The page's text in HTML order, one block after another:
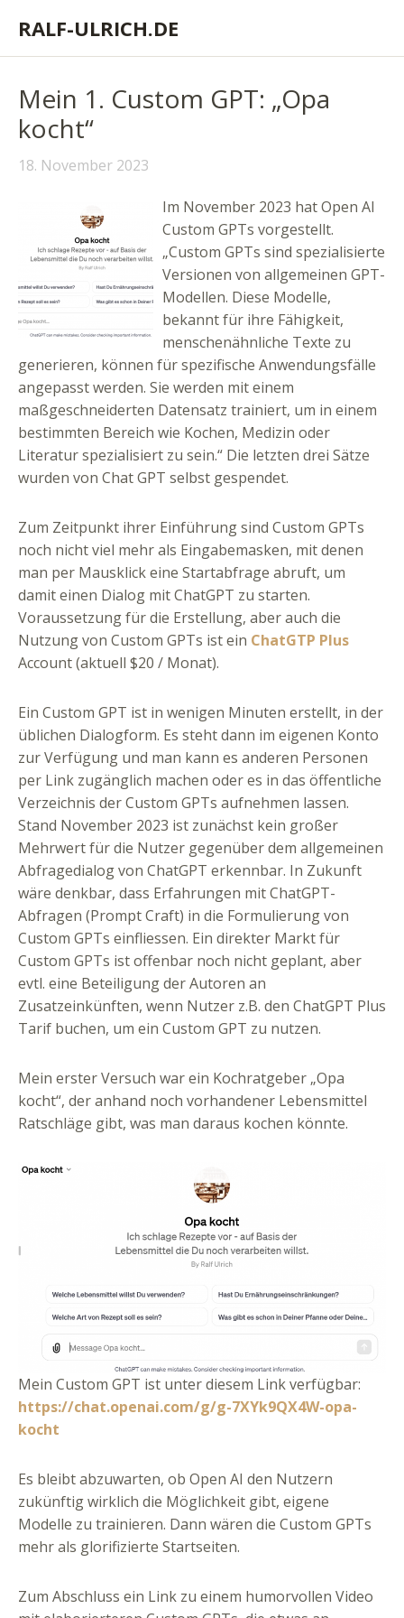
RALF-ULRICH.DE
Mein 1. Custom GPT: „Opa
kocht“
18. November 2023
Im November 2023 hat Open AI
Custom GPTs vorgestellt.
„Custom GPTs sind spezialisierte
Versionen von allgemeinen GPT-
Modellen. Diese Modelle,
bekannt für ihre Fähigkeit,
menschenähnliche Texte zu
generieren, können für spezifische Anwendungsfälle
angepasst werden. Sie werden mit einem
maßgeschneiderten Datensatz trainiert, um in einem
bestimmten Bereich wie Kochen, Medizin oder
Literatur spezialisiert zu sein.“ Die letzten drei Sätze
wurden von Chat GPT selbst gespendet.
Zum Zeitpunkt ihrer Einführung sind Custom GPTs
noch nicht viel mehr als Eingabemasken, mit denen
man per Mausklick eine Startabfrage abruft, um
damit einen Dialog mit ChatGPT zu starten.
Voraussetzung für die Erstellung, aber auch die
Nutzung von Custom GPTs ist ein ChatGTP Plus
Account (aktuell $20 / Monat).
Ein Custom GPT ist in wenigen Minuten erstellt, in der
üblichen Dialogform. Es steht dann im eigenen Konto
zur Verfügung und man kann es anderen Personen
per Link zugänglich machen oder es in das öffentliche
Verzeichnis der Custom GPTs aufnehmen lassen.
Stand November 2023 ist zunächst kein großer
Mehrwert für die Nutzer gegenüber dem allgemeinen
Abfragedialog von ChatGPT erkennbar. In Zukunft
wäre denkbar, dass Erfahrungen mit ChatGPT-
Abfragen (Prompt Craft) in die Formulierung von
Custom GPTs einfliessen. Ein direkter Markt für
Custom GPTs ist offenbar noch nicht geplant, aber
evtl. eine Beteiligung der Autoren an
Zusatzeinkünften, wenn Nutzer z.B. den ChatGPT Plus
Tarif buchen, um ein Custom GPT zu nutzen.
Mein erster Versuch war ein Kochratgeber „Opa
kocht“, der anhand noch vorhandener Lebensmittel
Ratschläge gibt, was man daraus kochen könnte.
Mein Custom GPT ist unter diesem Link verfügbar:
https://chat.openai.com/g/g-7XYk9QX4W-opa-
kocht
Es bleibt abzuwarten, ob Open AI den Nutzern
zukünftig wirklich die Möglichkeit gibt, eigene
Modelle zu trainieren. Dann wären die Custom GPTs
mehr als glorifizierte Startseiten.
Zum Abschluss ein Link zu einem humorvollen Video